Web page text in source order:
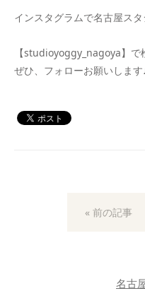
インスタグラムで名古屋ス
【studioyoggy_nagoya】で
ぜひ、フォローお願いします
« 前の記事
名古